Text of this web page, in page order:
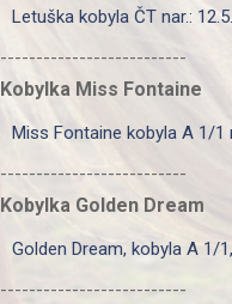
Letuška kobyla ČT nar.:
--------------------------
Kobylka Miss Fontaine
Miss Fontaine kobyla A 1/1
--------------------------
Kobylka Golden Dream
Golden Dream, kobyla A 1/
--------------------------